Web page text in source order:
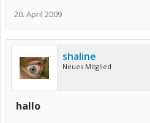
20. April 2009
shaline
Neues Mitglied
hallo